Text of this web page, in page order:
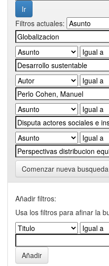
Filtros actuales:
Comenzar nueva busqueda
Añadir filtros:
Usa los filtros para afinar la